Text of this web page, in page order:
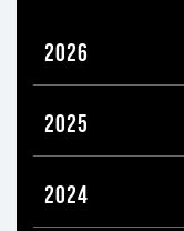
2026
2025
2024